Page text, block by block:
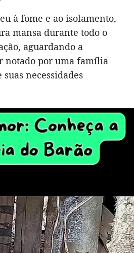
à fome e ao isolamento,
mansa durante todo o
aguardando a
notado por uma família
necessidades